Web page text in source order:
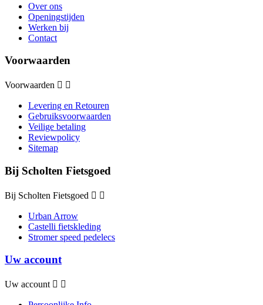
Over ons
Openingstijden
Werken bij
Contact
Voorwaarden
Voorwaarden  
Levering en Retouren
Gebruiksvoorwaarden
Veilige betaling
Reviewpolicy
Sitemap
Bij Scholten Fietsgoed
Bij Scholten Fietsgoed  
Urban Arrow
Castelli fietskleding
Stromer speed pedelecs
Uw account
Uw account  